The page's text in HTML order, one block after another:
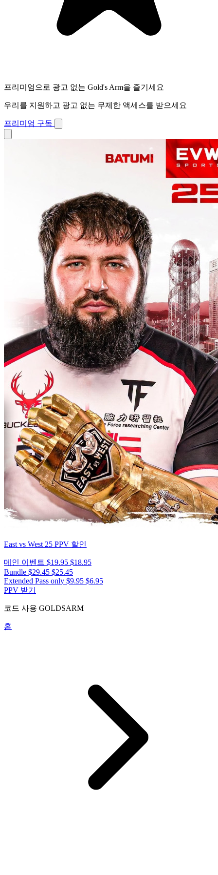
프리미엄으로 광고 없는 Gold's Arm을 즐기세요
우리를 지원하고 광고 없는 무제한 액세스를 받으세요
프리미엄 구독
East vs West 25 PPV 할인
메인 이벤트 $19.95 $18.95
Bundle $29.45 $25.45
Extended Pass only $9.95 $6.95
PPV 받기
코드 사용 GOLDSARM
홈